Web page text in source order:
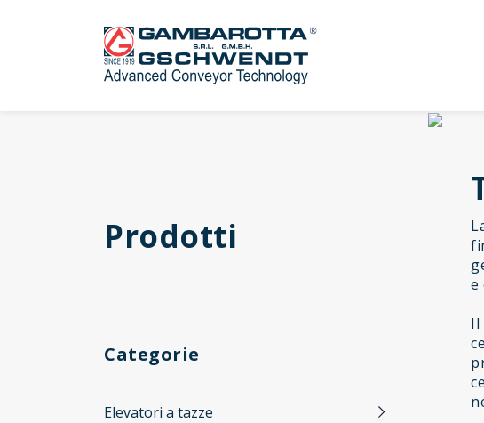
Prodotti
Categorie
Elevatori a tazze
e
Il